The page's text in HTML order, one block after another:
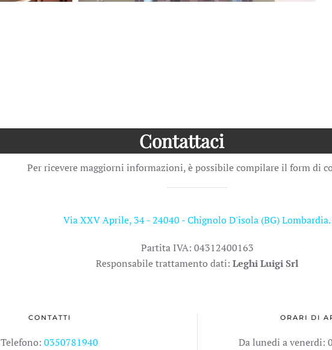
Contattaci
Per ricevere maggiorni informazioni, è possibile compilare il form di
Via XXV Aprile, 34 - 24040 - Chignolo D'isola (BG) Lombardia.
Partita IVA: 04312400163
Responsabile trattamento dati: Leghi Luigi Srl
CONTATTI
Telefono: 0350781940
ORARI DI
Da lunedi a venerdi: